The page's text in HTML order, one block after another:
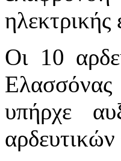
ηλεκτρικής
Οι 10
Ελασσόνας
υπήρχε
αρδευτικών